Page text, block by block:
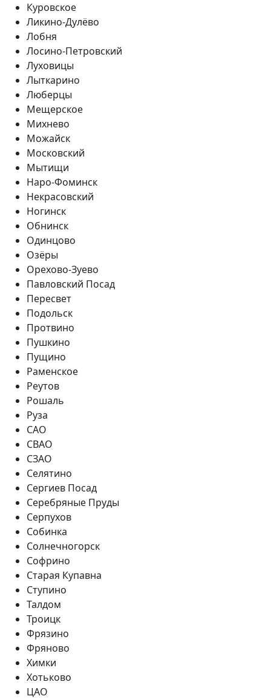
Куровское
Ликино-Дулёво
Лобня
Лосино-Петровский
Луховицы
Лыткарино
Люберцы
Мещерское
Михнево
Можайск
Московский
Мытищи
Наро-Фоминск
Некрасовский
Ногинск
Обнинск
Одинцово
Озёры
Орехово-Зуево
Павловский Посад
Пересвет
Подольск
Протвино
Пушкино
Пущино
Раменское
Реутов
Рошаль
Руза
САО
СВАО
СЗАО
Селятино
Сергиев Посад
Серебряные Пруды
Серпухов
Собинка
Солнечногорск
Софрино
Старая Купавна
Ступино
Талдом
Троицк
Фрязино
Фряново
Химки
Хотьково
ЦАО